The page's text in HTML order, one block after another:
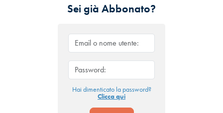
Sei già Abbonato?
Hai dimenticato la password?
Clicca qui